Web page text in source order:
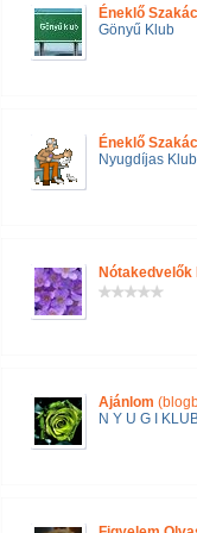
Éneklő
Gönyű Klub
Éneklő
Nyugdíjas Klub
Nótakedvelők
Ajánlom
N Y U G I